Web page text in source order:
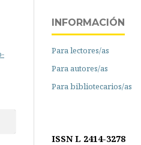
INFORMACIÓN
Para lectores/as
Para autores/as
Para bibliotecarios/as
ISSN L 2414-3278